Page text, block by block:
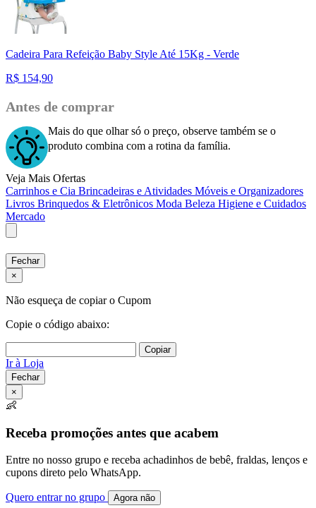
Cadeira Para Refeição Baby Style Até 15Kg - Verde
R$ 154,90
Antes de comprar
Mais do que olhar só o preço, observe também se o
produto combina com a rotina da família.
Veja Mais Ofertas
Carrinhos e Cia Brincadeiras e Atividades Móveis e Organizadores
Livros Brinquedos & Eletrônicos Moda Beleza Higiene e Cuidados
Mercado
Fechar
×
Não esqueça de copiar o Cupom
Copie o código abaixo:
Copiar
Ir à Loja
Fechar
×
👶
Receba promoções antes que acabem
Entre no nosso grupo e receba achadinhos de bebê, fraldas, lenços e
cupons direto pelo WhatsApp.
Quero entrar no grupo Agora não